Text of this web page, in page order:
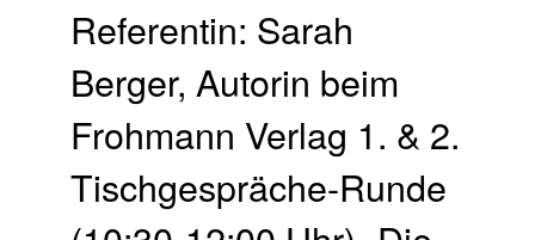
Referentin: Sarah
Berger, Autorin beim
Frohmann Verlag 1. & 2.
Tischgespräche-Runde